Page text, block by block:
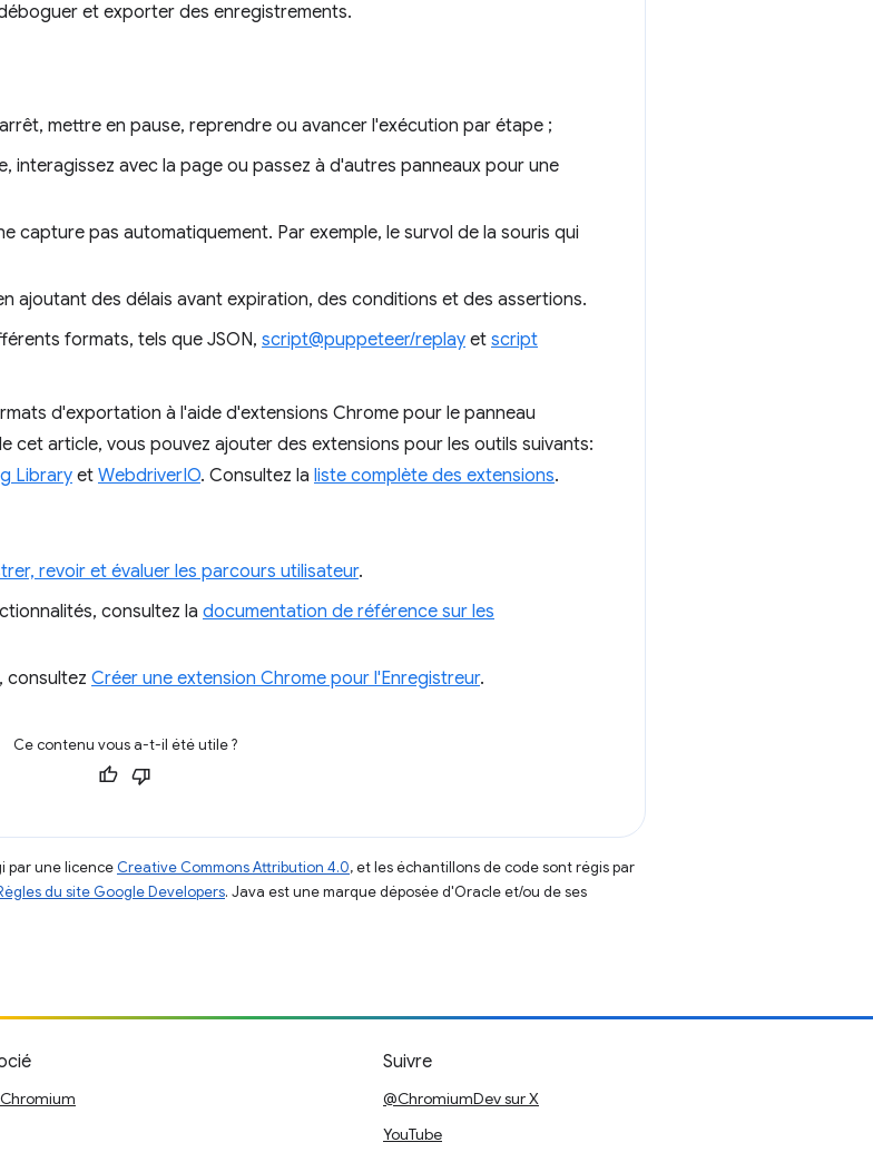
et exporter des enregistrements.
mettre en pause, reprendre ou avancer l'exécution par étape ;
interagissez avec la page ou passez à d'autres panneaux pour une
capture pas automatiquement. Par exemple, le survol de la souris qui
ajoutant des délais avant expiration, des conditions et des assertions.
formats, tels que JSON, script@puppeteer/replay et script
d'exportation à l'aide d'extensions Chrome pour le panneau
cet article, vous pouvez ajouter des extensions pour les outils suivants:
Library et WebdriverIO. Consultez la liste complète des extensions.
revoir et évaluer les parcours utilisateur.
consultez la documentation de référence sur les
consultez Créer une extension Chrome pour l'Enregistreur.
Ce contenu vous a-t-il été utile ?
par une licence Creative Commons Attribution 4.0, et les échantillons de code sont régis par
du site Google Developers. Java est une marque déposée d'Oracle et/ou de ses
Suivre
@ChromiumDev sur X
YouTube